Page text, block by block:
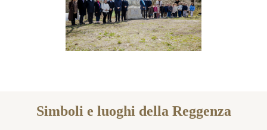
Simboli e luoghi della Reggenza